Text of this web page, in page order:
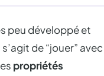
peu développé et
de “jouer” avec
propriétés